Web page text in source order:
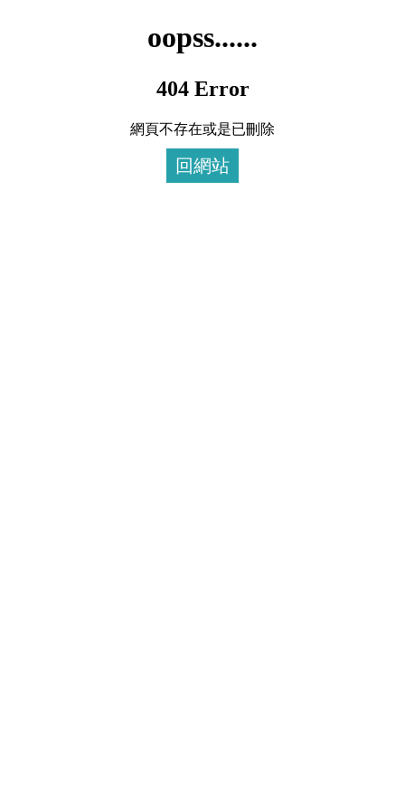
oopss......
404 Error
網頁不存在或是已刪除
回網站